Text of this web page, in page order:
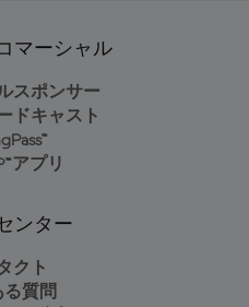
マーシャル
スポンサー
ドキャスト
アプリ
ンター
クト
る質問